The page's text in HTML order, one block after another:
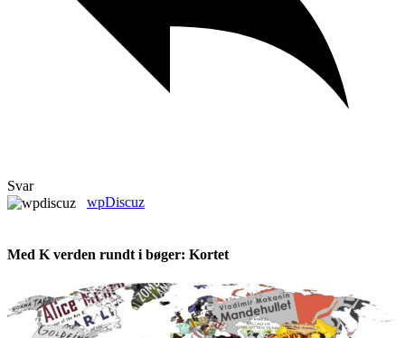
Svar
wpDiscuz
Med K verden rundt i bøger: Kortet